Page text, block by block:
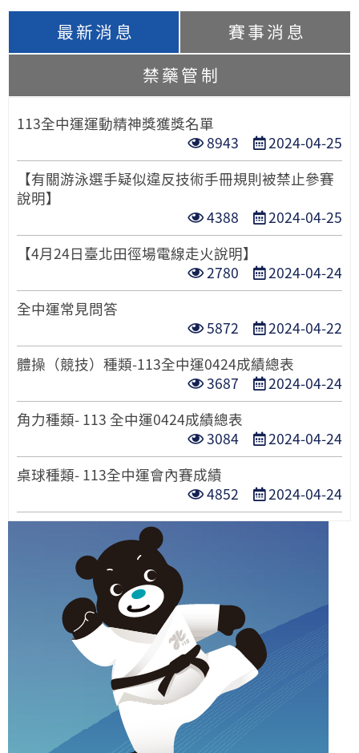
最新消息
賽事消息
禁藥管制
113全中運運動精神獎獲獎名單
點
閱
次
8943
發
布
日
2024-04-25
【有關游泳選手疑似違反技術手冊規則被禁止參賽
說明】
點
閱
次
數
4388
發
布
期
2024-04-25
【4月24日臺北田徑場電線走火說明】
點
閱
數
2780
發
布
期
2024-04-24
全中運常見問答
點
閱
次
數
5872
發
布
日
期
2024-04-22
體操（競技）種類-113全中運0424成績總表
點
閱
次
數
3687
發
布
期
2024-04-24
角力種類- 113 全中運0424成績總表
點
閱
次
數
3084
發
布
期
2024-04-24
桌球種類- 113全中運會內賽成績
點
閱
4852
發
布
2024-04-24